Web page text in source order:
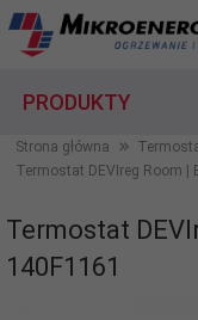
PRODUKTY
Strona główna
Termostat DEVIreg Room |
Termostat
140F1161